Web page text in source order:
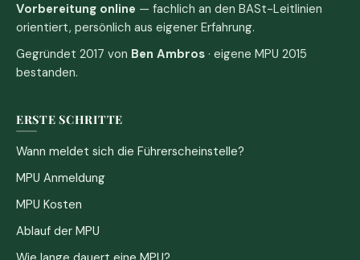
Vorbereitung online — fachlich an den BASt-Leitlinien
orientiert, persönlich aus eigener Erfahrung.
Gegründet 2017 von Ben Ambros · eigene MPU 2015
bestanden.
ERSTE SCHRITTE
Wann meldet sich die Führerscheinstelle?
MPU Anmeldung
MPU Kosten
Ablauf der MPU